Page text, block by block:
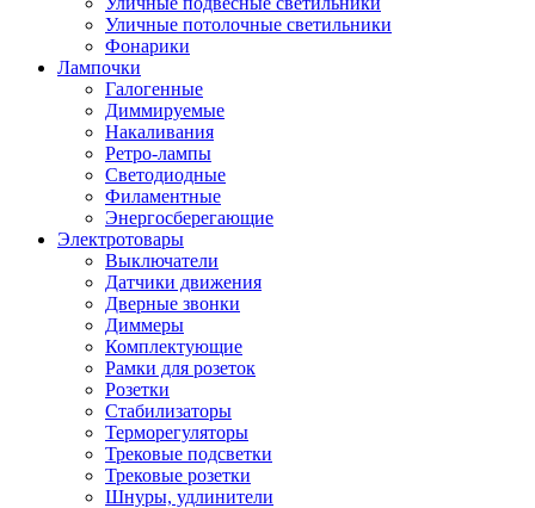
Уличные потолочные светильники
Фонарики
Лампочки
Галогенные
Диммируемые
Накаливания
Ретро-лампы
Светодиодные
Филаментные
Энергосберегающие
Электротовары
Выключатели
Датчики движения
Дверные звонки
Диммеры
Комплектующие
Рамки для розеток
Розетки
Стабилизаторы
Терморегуляторы
Трековые подсветки
Трековые розетки
Шнуры, удлинители